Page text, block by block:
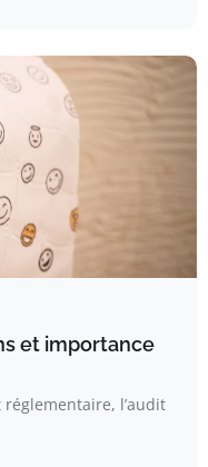
et importance
l’audit